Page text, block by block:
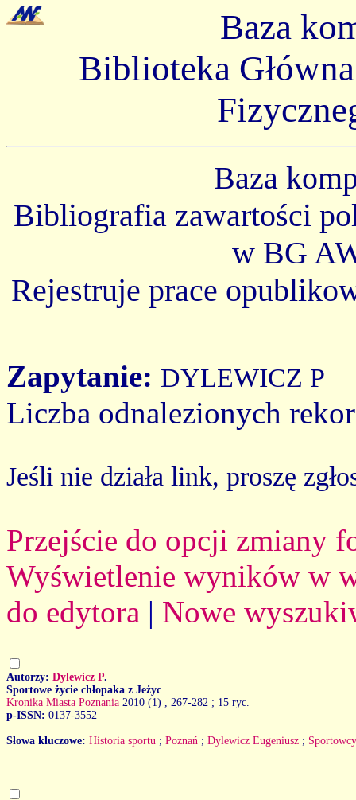
Baza
Biblioteka
Baza
Bibliografia zawartości
w BG
Rejestruje prace
Zapytanie: DYLEWICZ P
Liczba odnalezionych
Jeśli nie działa link, proszę
Przejście do opcji zmiany
Wyświetlenie wyników w
do edytora | Nowe
Autorzy: Dylewicz P.
Sportowe życie chłopaka z Jeżyc
Kronika Miasta Poznania 2010 (1)
, 267-282 ; 15 ryc.
p-ISSN: 0137-3552
Słowa kluczowe: Historia sportu ; Poznań ; Dylewicz Eugeniusz ; Sportowcy